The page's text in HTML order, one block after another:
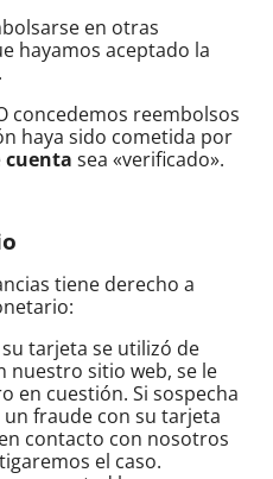
en otras
hayamos aceptado la
concedemos reembolsos
haya sido cometida por
cuenta sea «verificado».
tiene derecho a
tarjeta se utilizó de
nuestro sitio web, se le
en cuestión. Si sospecha
fraude con su tarjeta
contacto con nosotros
el caso.